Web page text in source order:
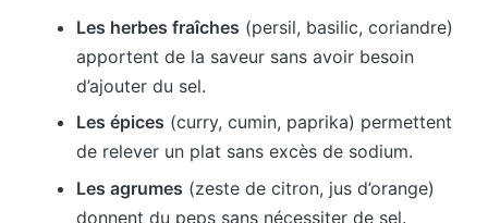
Les herbes fraîches (persil, basilic, coriandre)
apportent de la saveur sans avoir besoin
d’ajouter du sel.
Les épices (curry, cumin, paprika) permettent
de relever un plat sans excès de sodium.
Les agrumes (zeste de citron, jus d’orange)
donnent du peps sans nécessiter de sel.